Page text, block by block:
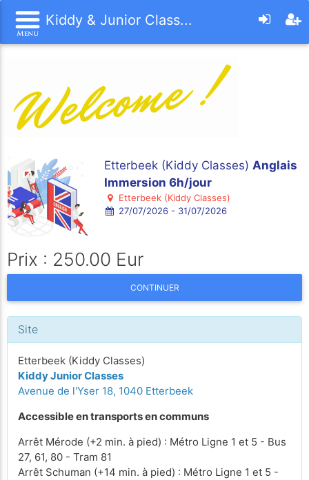
Kiddy & Junior Class...
Etterbeek (Kiddy Classes) Anglais
Immersion 6h/jour
Etterbeek (Kiddy Classes)
27/07/2026 - 31/07/2026
Prix : 250.00 Eur
CONTINUER
Site
Etterbeek (Kiddy Classes)
Kiddy Junior Classes
Avenue de l'Yser 18, 1040 Etterbeek
Accessible en transports en communs
Arrêt Mérode (+2 min. à pied) : Métro Ligne 1 et 5 - Bus
27, 61, 80 - Tram 81
Arrêt Schuman (+14 min. à pied) : Métro Ligne 1 et 5 -